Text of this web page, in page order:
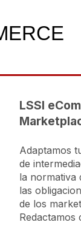
LSSI
Adaptamos
de
la normativa
las
de los
Redactamos